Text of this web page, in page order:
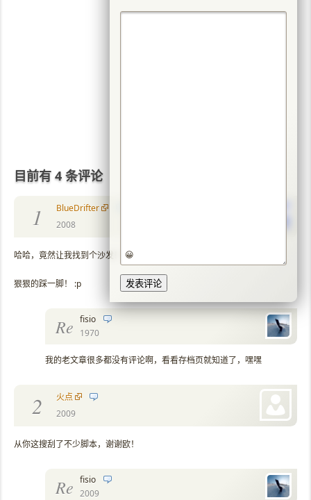
😀
目前有 4 条评论
1
BlueDrifter
2008
哈哈，竟然让我找到个沙发！？
狠狠的踩一脚！ :p
Re fisio
1970
我的老文章很多都没有评论啊，看看存档页就知道了，嘿嘿
2
火点
2009
从你这搜刮了不少脚本，谢谢欧！
Re fisio
2009